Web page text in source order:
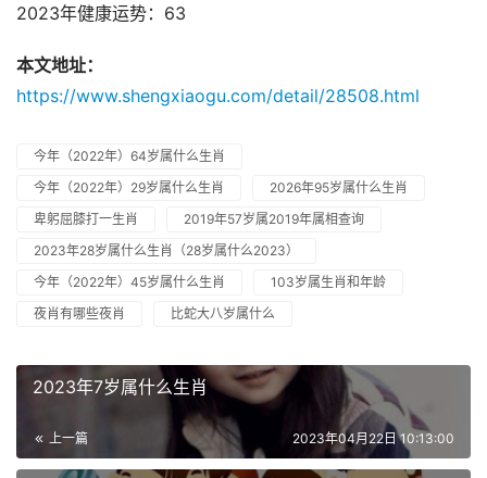
2023年健康运势：63
本文地址：
https://www.shengxiaogu.com/detail/28508.html
今年（2022年）64岁属什么生肖
今年（2022年）29岁属什么生肖
2026年95岁属什么生肖
卑躬屈膝打一生肖
2019年57岁属2019年属相查询
2023年28岁属什么生肖（28岁属什么2023）
今年（2022年）45岁属什么生肖
103岁属生肖和年龄
夜肖有哪些夜肖
比蛇大八岁属什么
2023年7岁属什么生肖
上一篇 2023年04月22日 10:13:00